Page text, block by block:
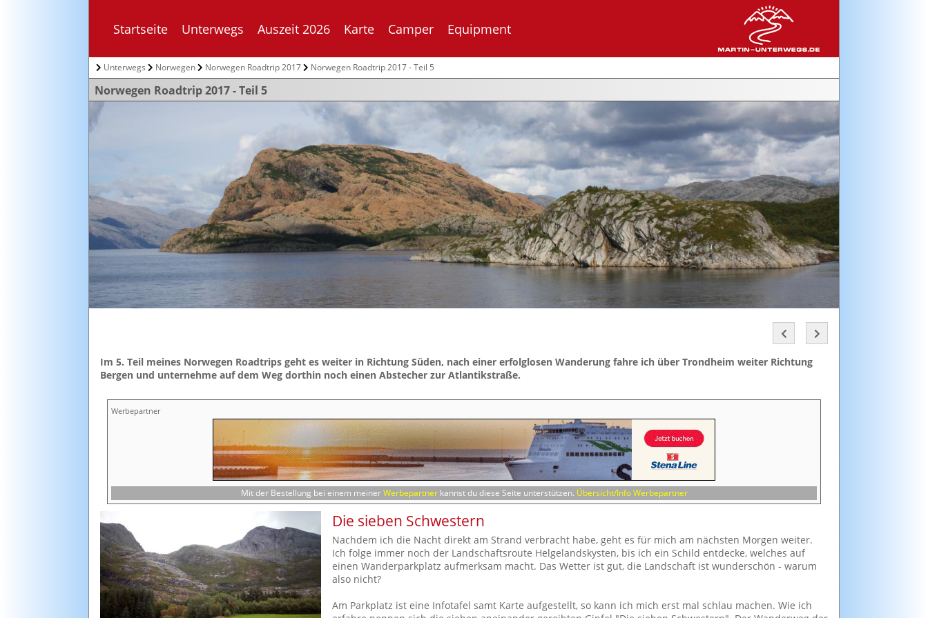
Startseite Unterwegs Auszeit 2026 Karte Camper Equipment
Unterwegs Norwegen Norwegen Roadtrip 2017 Norwegen Roadtrip 2017 - Teil 5
Norwegen Roadtrip 2017 - Teil 5
Im 5. Teil meines Norwegen Roadtrips geht es weiter in Richtung Süden, nach einer erfolglosen Wanderung fahre ich über Trondheim weiter Richtung
Bergen und unternehme auf dem Weg dorthin noch einen Abstecher zur Atlantikstraße.
Werbepartner
Mit der Bestellung bei einem meinerWerbepartnerkannst du diese Seite unterstützen. Übersicht/Info Werbepartner
Die sieben Schwestern
Nachdem ich die Nacht direkt am Strand verbracht habe, geht es für mich am nächsten Morgen weiter.
Ich folge immer noch der Landschaftsroute Helgelandskysten, bis ich ein Schild entdecke, welches auf
einen Wanderparkplatz aufmerksam macht. Das Wetter ist gut, die Landschaft ist wunderschön - warum
also nicht?
Am Parkplatz ist eine Infotafel samt Karte aufgestellt, so kann ich mich erst mal schlau machen. Wie ich